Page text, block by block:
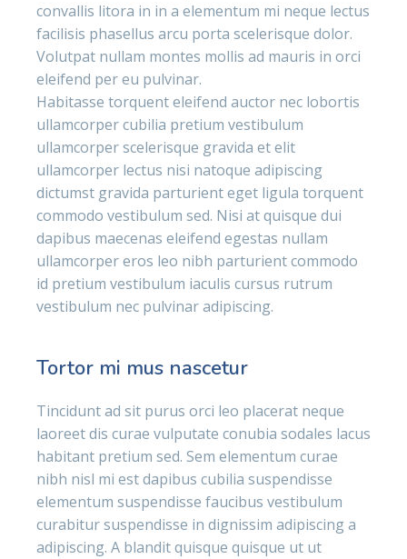
convallis litora in in a elementum mi neque lectus
facilisis phasellus arcu porta scelerisque dolor.
Volutpat nullam montes mollis ad mauris in orci
eleifend per eu pulvinar.
Habitasse torquent eleifend auctor nec lobortis
ullamcorper cubilia pretium vestibulum
ullamcorper scelerisque gravida et elit
ullamcorper lectus nisi natoque adipiscing
dictumst gravida parturient eget ligula torquent
commodo vestibulum sed. Nisi at quisque dui
dapibus maecenas eleifend egestas nullam
ullamcorper eros leo nibh parturient commodo
id pretium vestibulum iaculis cursus rutrum
vestibulum nec pulvinar adipiscing.
Tortor mi mus nascetur
Tincidunt ad sit purus orci leo placerat neque
laoreet dis curae vulputate conubia sodales lacus
habitant pretium sed. Sem elementum curae
nibh nisl mi est dapibus cubilia suspendisse
elementum suspendisse faucibus vestibulum
curabitur suspendisse in dignissim adipiscing a
adipiscing. A blandit quisque quisque ut ut